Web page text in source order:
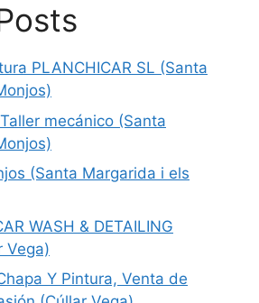
PLANCHICAR SL (Santa
mecánico (Santa
(Santa Margarida i els
WASH & DETAILING
Vega)
Y Pintura, Venta de